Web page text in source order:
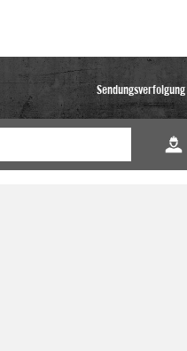
Sendungsverfolgung